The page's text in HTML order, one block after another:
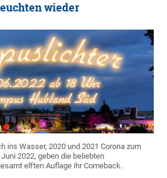
wieder
ins Wasser, 2020 und 2021 Corona zum
2022, geben die beliebten
elften Auflage ihr Comeback.